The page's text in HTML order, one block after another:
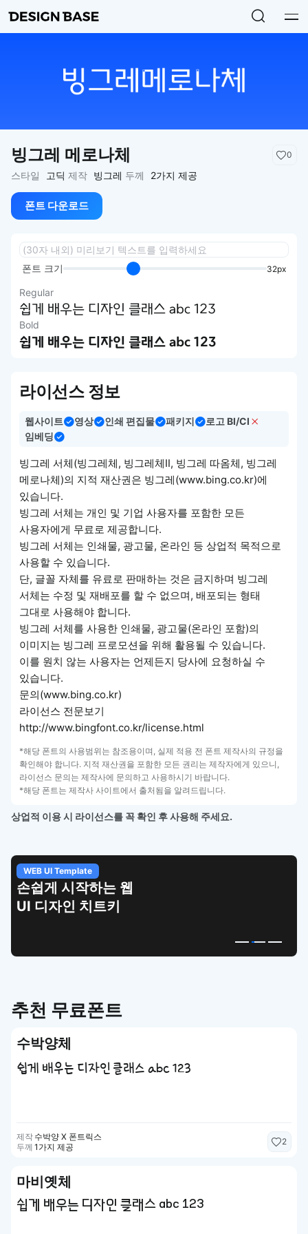
빙그레 메로나체 0
스타일 고딕 제작 빙그레 두께 2가지 제공
폰트 다운로드
폰트 크기 32px
Regular
쉽게 배우는 디자인 클래스 abc 123
Bold
쉽게 배우는 디자인 클래스 abc 123
라이선스 정보
웹사이트 영상 인쇄 편집물 패키지
로고 BI/CI
임베딩
빙그레 서체(빙그레체, 빙그레체Ⅱ, 빙그레 따옴체, 빙그레
메로나체)의 지적 재산권은 빙그레(www.bing.co.kr)에
있습니다.
빙그레 서체는 개인 및 기업 사용자를 포함한 모든
사용자에게 무료로 제공합니다.
빙그레 서체는 인쇄물, 광고물, 온라인 등 상업적 목적으로
사용할 수 있습니다.
단, 글꼴 자체를 유료로 판매하는 것은 금지하며 빙그레
서체는 수정 및 재배포를 할 수 없으며, 배포되는 형태
그대로 사용해야 합니다.
빙그레 서체를 사용한 인쇄물, 광고물(온라인 포함)의
이미지는 빙그레 프로모션을 위해 활용될 수 있습니다.
이를 원치 않는 사용자는 언제든지 당사에 요청하실 수
있습니다.
문의(www.bing.co.kr)
라이선스 전문보기
http://www.bingfont.co.kr/license.html
*해당 폰트의 사용범위는 참조용이며, 실제 적용 전 폰트 제작사의 규정을
확인해야 합니다. 지적 재산권을 포함한 모든 권리는 제작자에게 있으니,
라이선스 문의는 제작사에 문의하고 사용하시기 바랍니다.
*해당 폰트는 제작사 사이트에서 출처됨을 알려드립니다.
상업적 이용 시 라이선스를 꼭 확인 후 사용해 주세요.
WEB UI Template
손쉽게 시작하는 웹
UI 디자인 치트키
추천 무료폰트
수박양체
쉽게 배우는 디자인 클래스 abc 123
제작 수박양 X 폰트릭스
두께 1가지 제공
2
마비옛체
쉽게 배우는 디자인 클래스 abc 123